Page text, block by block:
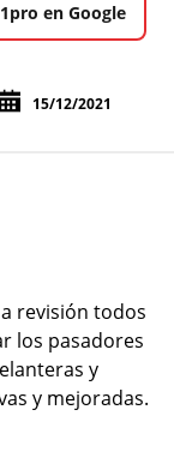
en Google
15/12/2021
revisión todos
los pasadores
y
y mejoradas.